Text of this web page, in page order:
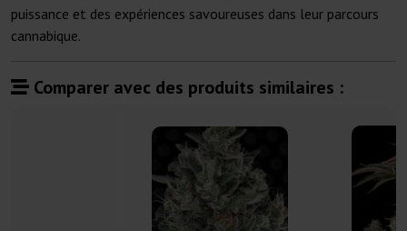
puissance et des expériences savoureuses dans leur parcours
cannabique.
Comparer avec des produits similaires :